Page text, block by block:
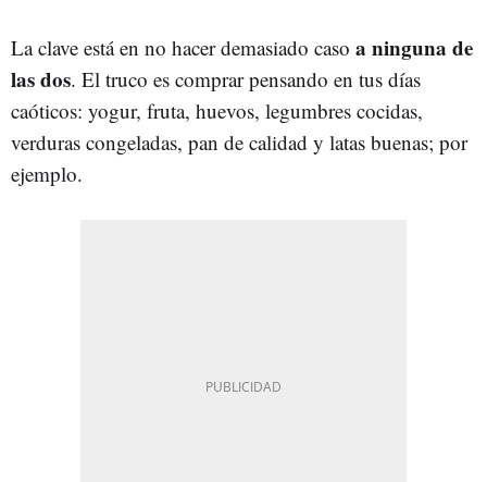
La clave está en no hacer demasiado caso a ninguna de
las dos. El truco es comprar pensando en tus días
caóticos: yogur, fruta, huevos, legumbres cocidas,
verduras congeladas, pan de calidad y latas buenas; por
ejemplo.